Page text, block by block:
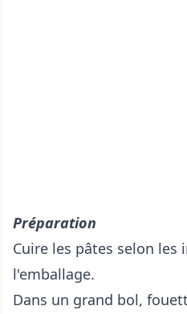
Préparation
Cuire les pâtes selon les
l'emballage.
Dans un grand bol,